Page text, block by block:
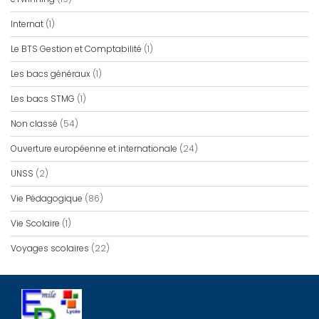
Internat (1)
Le BTS Gestion et Comptabilité (1)
Les bacs généraux (1)
Les bacs STMG (1)
Non classé (54)
Ouverture européenne et internationale (24)
UNSS (2)
Vie Pédagogique (86)
Vie Scolaire (1)
Voyages scolaires (22)